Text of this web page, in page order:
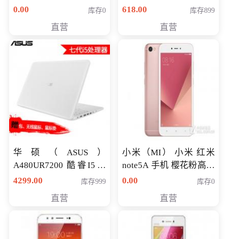
八代独显轻薄办公商务
0.00 库存0
直营
618.00
库存899
直营
华硕（ASUS）
A480UR7200 酷睿I5超
薄学生办公游戏独显笔
NV930-2G独
4299.00 库存999
直营
小米（MI） 小米 红米
note5A 手机 樱花粉高配
版 全网通(3G+32G)
0.00 库存0
直营